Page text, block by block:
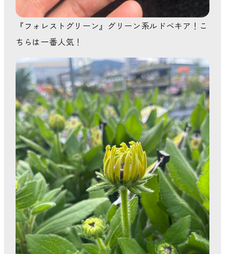
『フォレストグリーン』グリーン系ルドベキア！こ
ちらは一番人気！